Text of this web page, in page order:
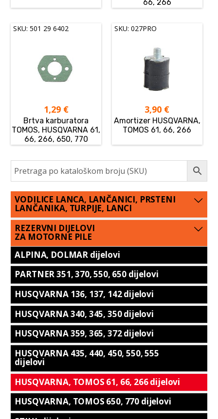
66, 266
SKU: 501 29 6402
1,29 €
Brtva karburatora
TOMOS, HUSQVARNA 61,
66, 266, 650, 770
SKU: 027PRO
3,90 €
Amortizer HUSQVARNA,
TOMOS 61, 66, 266
VODILICE LANCA, LANČANICI, PRSTENI
LANČANIKA, TURPIJE, LANCI
REZERVNI DIJELOVI
ZA MOTORNE PILE
ALPINA, DOLMAR dijelovi
PARTNER 351, 370, 550, 650 dijelovi
HUSQVARNA 136, 137, 142 dijelovi
HUSQVARNA 340, 345, 350 dijelovi
HUSQVARNA 359, 365, 372 dijelovi
HUSQVARNA 435, 440, 450, 550, 555
dijelovi
HUSQVARNA, TOMOS 61, 66, 266 dijelovi
HUSQVARNA, TOMOS 650, 770 dijelovi